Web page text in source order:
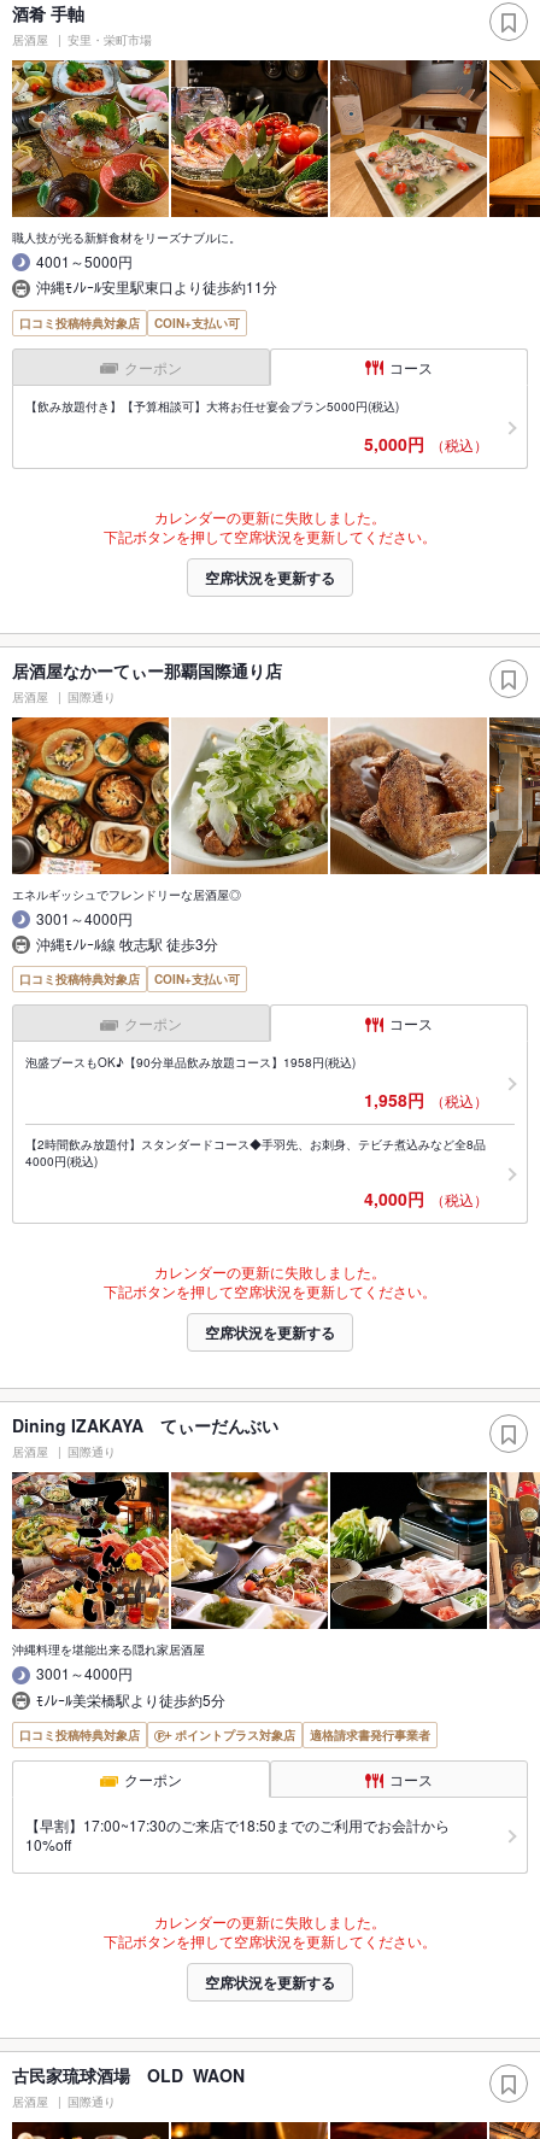
酒肴 手軸
居酒屋 安里・栄町市場
職人技が光る新鮮食材をリーズナブルに。
4001～5000円
沖縄ﾓﾉﾚｰﾙ安里駅東口より徒歩約11分
口コミ投稿特典対象店 COIN+支払い可
クーポン コース
【飲み放題付き】【予算相談可】大将お任せ宴会プラン5000円(税込)
5,000円 （税込）
カレンダーの更新に失敗しました。
下記ボタンを押して空席状況を更新してください。
空席状況を更新する
居酒屋なかーてぃー那覇国際通り店
居酒屋 国際通り
エネルギッシュでフレンドリーな居酒屋◎
3001～4000円
沖縄ﾓﾉﾚｰﾙ線 牧志駅 徒歩3分
口コミ投稿特典対象店 COIN+支払い可
クーポン コース
泡盛ブースもOK♪【90分単品飲み放題コース】1958円(税込)
1,958円 （税込）
【2時間飲み放題付】スタンダードコース◆手羽先、お刺身、テビチ煮込みなど全8品
4000円(税込)
4,000円 （税込）
カレンダーの更新に失敗しました。
下記ボタンを押して空席状況を更新してください。
空席状況を更新する
Dining IZAKAYA てぃーだんぶい
居酒屋 国際通り
沖縄料理を堪能出来る隠れ家居酒屋
3001～4000円
ﾓﾉﾚｰﾙ美栄橋駅より徒歩約5分
口コミ投稿特典対象店 ポイントプラス対象店 適格請求書発行事業者
クーポン コース
【早割】17:00~17:30のご来店で18:50までのご利用でお会計から
10%off
カレンダーの更新に失敗しました。
下記ボタンを押して空席状況を更新してください。
空席状況を更新する
古民家琉球酒場 OLD WAON
居酒屋 国際通り